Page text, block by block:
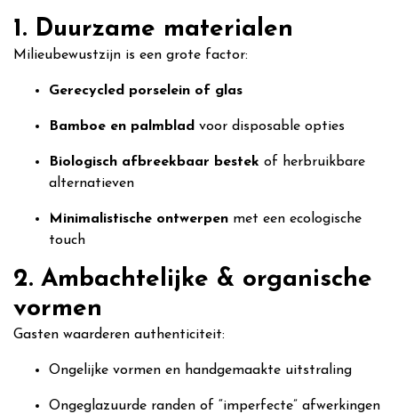
1. Duurzame materialen
Milieubewustzijn is een grote factor:
Gerecycled porselein of glas
Bamboe en palmblad voor disposable opties
Biologisch afbreekbaar bestek of herbruikbare
alternatieven
Minimalistische ontwerpen met een ecologische
touch
2. Ambachtelijke & organische
vormen
Gasten waarderen authenticiteit:
Ongelijke vormen en handgemaakte uitstraling
Ongeglazuurde randen of “imperfecte” afwerkingen